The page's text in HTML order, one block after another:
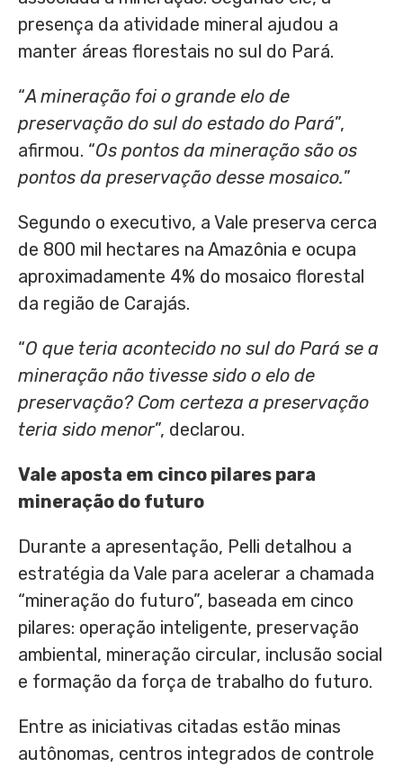
presença da atividade mineral ajudou a
manter áreas florestais no sul do Pará.
“A mineração foi o grande elo de
preservação do sul do estado do Pará”,
afirmou. “Os pontos da mineração são os
pontos da preservação desse mosaico.”
Segundo o executivo, a Vale preserva cerca
de 800 mil hectares na Amazônia e ocupa
aproximadamente 4% do mosaico florestal
da região de Carajás.
“O que teria acontecido no sul do Pará se a
mineração não tivesse sido o elo de
preservação? Com certeza a preservação
teria sido menor”, declarou.
Vale aposta em cinco pilares para
mineração do futuro
Durante a apresentação, Pelli detalhou a
estratégia da Vale para acelerar a chamada
“mineração do futuro”, baseada em cinco
pilares: operação inteligente, preservação
ambiental, mineração circular, inclusão social
e formação da força de trabalho do futuro.
Entre as iniciativas citadas estão minas
autônomas, centros integrados de controle